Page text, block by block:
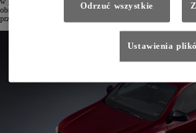
obrotowego połączona jest z automatyczną skrzynią biegów
przyczepy o masie do 3500 kg, a ładowność tego pojazdu
Odrzuć wszystkie
Ustawienia